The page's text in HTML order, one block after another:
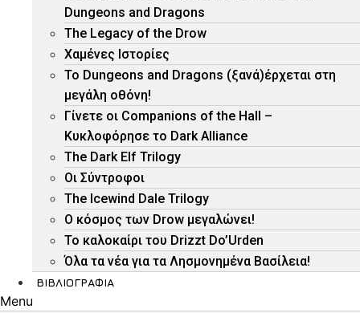
Dungeons and Dragons
The Legacy of the Drow
Χαμένες Ιστορίες
Το Dungeons and Dragons (ξανά)έρχεται στη
μεγάλη οθόνη!
Γίνετε οι Companions of the Hall –
Κυκλοφόρησε το Dark Alliance
The Dark Elf Trilogy
Οι Σύντροφοι
The Icewind Dale Trilogy
O κόσμος των Drow μεγαλώνει!
To καλοκαίρι του Drizzt Do’Urden
Όλα τα νέα για τα Λησμονημένα Βασίλεια!
ΒΙΒΛΙΟΓΡΑΦΊΑ
Menu